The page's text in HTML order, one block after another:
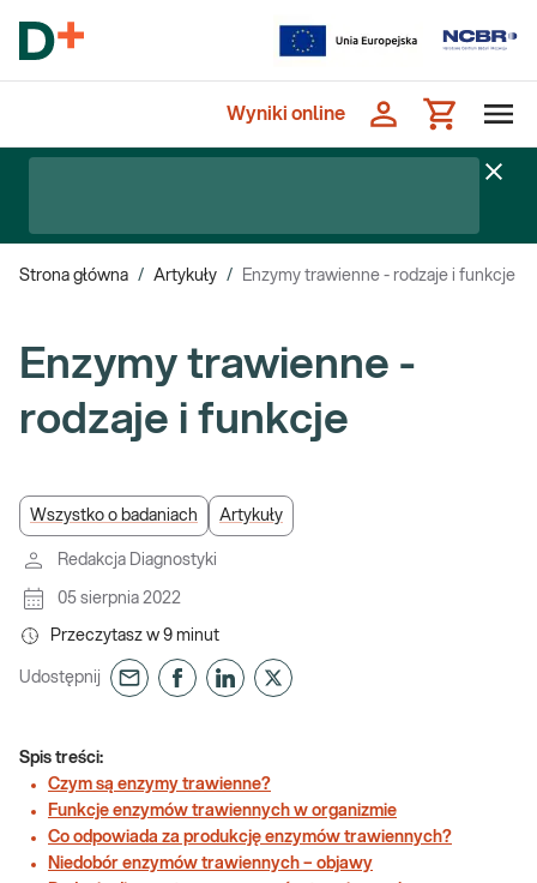
Wyniki online
Strona główna / Artykuły / Enzymy trawienne - rodzaje i funkcje
Enzymy trawienne -
rodzaje i funkcje
Wszystko o badaniach Artykuły
Redakcja Diagnostyki
05 sierpnia 2022
Przeczytasz w 9 minut
Udostępnij
Spis treści:
Czym są enzymy trawienne?
Funkcje enzymów trawiennych w organizmie
Co odpowiada za produkcję enzymów trawiennych?
Niedobór enzymów trawiennych – objawy